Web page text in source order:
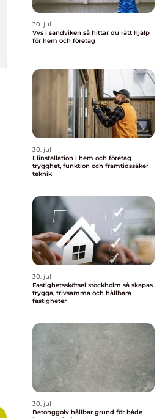
30. jul
Vvs i sandviken så hittar du rätt hjälp
för hem och företag
30. jul
Elinstallation i hem och företag
trygghet, funktion och framtidssäker
teknik
30. jul
Fastighetsskötsel stockholm så skapas
trygga, trivsamma och hållbara
fastigheter
30. jul
Betonggolv hållbar grund för både